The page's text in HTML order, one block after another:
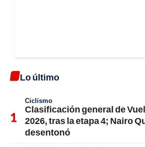
Lo último
Ciclismo
Clasificación general de
2026, tras la etapa 4; Nairo
desentonó